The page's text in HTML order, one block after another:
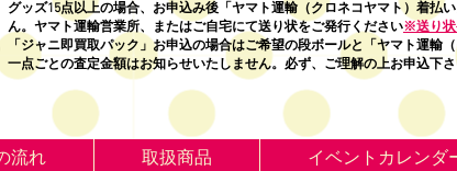
グッズ15点以上の場合、お申込み後「ヤマト運輸（クロネコヤマト）着払
ん。ヤマト運輸営業所、またはご自宅にて送り状をご発行ください※送り状
「ジャニ即買取パック」お申込の場合はご希望の段ボールと「ヤマト運輸
一点ごとの査定金額はお知らせいたしません。必ず、ご理解の上お申込下さ
流れ 取扱商品 イベントカレンダ